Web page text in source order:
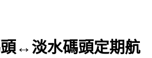
↔淡水碼頭定期航